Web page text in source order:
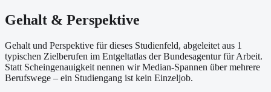
Gehalt & Perspektive
Gehalt und Perspektive für dieses Studienfeld, abgeleitet aus 1
typischen Zielberufen im Entgeltatlas der Bundesagentur für Arbeit.
Statt Scheingenauigkeit nennen wir Median-Spannen über mehrere
Berufswege – ein Studiengang ist kein Einzeljob.